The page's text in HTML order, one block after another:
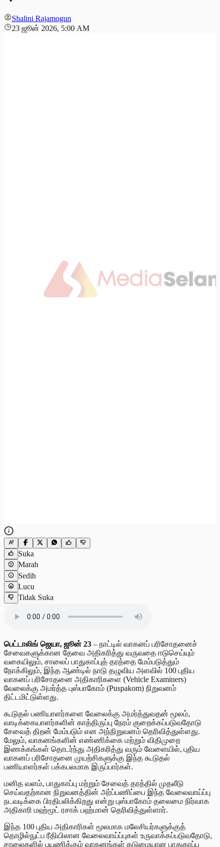
Shalini Rajamogun
23 ஜூன் 2026, 5:00 AM
Suka
Marah
Sedih
Lucu
Tidak Suka
பெட்டாலிங் ஜெயா, ஜூன் 23 – நாட்டில் வாகனப் பரிசோதனைச்
சேவைகளுக்கான தேவை அதிகரித்து வருவதை ஈடுசெய்யும்
வகையிலும், சாலைப் பாதுகாப்புத் தரத்தை மேம்படுத்தும்
நோக்கிலும், இந்த ஆண்டில் நாடு தழுவிய அளவில் 100 புதிய
வாகனப் பரிசோதனை அதிகாரிகளை (Vehicle Examiners)
வேலைக்கு அமர்த்த புஸ்பாகோம் (Puspakom) நிறுவனம்
திட்டமிட்டுள்ளது.
கூடுதல் பணியாளர்களை வேலைக்கு அமர்த்துவதன் மூலம்,
வாடிக்கையாளர்களின் காத்திருப்பு நேரம் குறைக்கப்படுவதோடு
சேவைத் திறன் மேம்படும் என அந்நிறுவனம் தெரிவித்துள்ளது.
மேலும், வாகனங்களின் எண்ணிக்கை மற்றும் விதிமுறை
இணக்கங்கள் தொடர்ந்து அதிகரித்து வரும் வேளையில், புதிய
வாகனப் பரிசோதனை முயற்சிகளுக்கு இந்த கூடுதல்
பணியாளர்கள் பக்கபலமாக இருப்பார்கள்.
மனித வளம், பாதுகாப்பு மற்றும் சேவைத் தரத்தில் முதலீடு
செய்வதற்கான நிறுவனத்தின் அர்ப்பணிப்பை இந்த வேலைவாய்ப்பு
நடவடிக்கை பிரதிபலிக்கிறது என்று புஸ்பாகோம் தலைமை நிர்வாக
அதிகாரி மஹ்மூட் ரசாக் பஹ்மான் தெரிவித்துள்ளார்.
இந்த 100 புதிய அதிகாரிகள் மூலமாக மலேசியர்களுக்குத்
தொழில்நுட்ப ரீதியிலான வேலைவாய்ப்புகள் உருவாக்கப்படுவதோடு,
சாலைகளில் பயணிக்கும் வாகனங்கள் கடுமையான பாதுகாப்பு